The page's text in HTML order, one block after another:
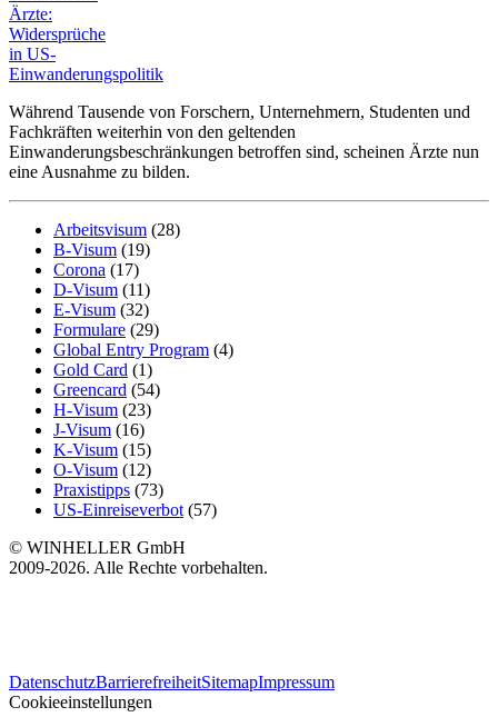
Während Tausende von Forschern, Unternehmern, Studenten und
Fachkräften weiterhin von den geltenden
Einwanderungsbeschränkungen betroffen sind, scheinen Ärzte nun
eine Ausnahme zu bilden.
Arbeitsvisum (28)
B-Visum (19)
Corona (17)
D-Visum (11)
E-Visum (32)
Formulare (29)
Global Entry Program (4)
Gold Card (1)
Greencard (54)
H-Visum (23)
J-Visum (16)
K-Visum (15)
O-Visum (12)
Praxistipps (73)
US-Einreiseverbot (57)
© WINHELLER GmbH
2009-2026. Alle Rechte vorbehalten.
WINHELLER GmbH
DatenschutzBarrierefreiheitSitemapImpressum
Cookieeinstellungen